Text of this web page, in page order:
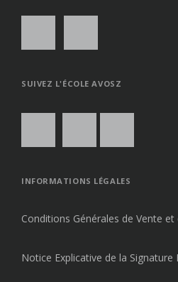
SUIVEZ L'ÉCOLE AVOSZ
INFORMATIONS LÉGALES
Conditions Générales de Vente
Notice Explicative de la Signature